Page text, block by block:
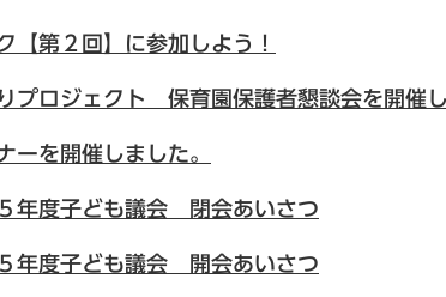
【第２回】に参加しよう！
プロジェクト 保育園保護者懇談会を開催し
ーを開催しました。
年度子ども議会 閉会あいさつ
年度子ども議会 開会あいさつ